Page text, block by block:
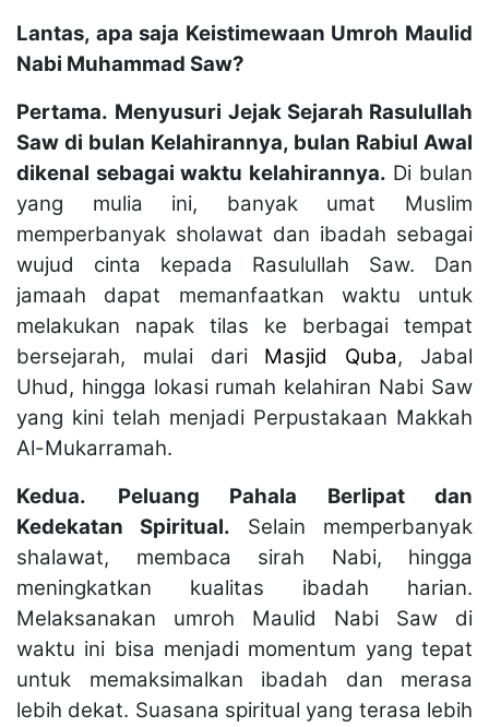
Lantas, apa saja Keistimewaan Umroh Maulid
Nabi Muhammad Saw?
Pertama. Menyusuri Jejak Sejarah Rasulullah
Saw di bulan Kelahirannya, bulan Rabiul Awal
dikenal sebagai waktu kelahirannya. Di bulan
yang mulia ini, banyak umat Muslim
memperbanyak sholawat dan ibadah sebagai
wujud cinta kepada Rasulullah Saw. Dan
jamaah dapat memanfaatkan waktu untuk
melakukan napak tilas ke berbagai tempat
bersejarah, mulai dari Masjid Quba, Jabal
Uhud, hingga lokasi rumah kelahiran Nabi Saw
yang kini telah menjadi Perpustakaan Makkah
Al-Mukarramah.
Kedua.
Peluang Pahala Berlipat dan
Kedekatan Spiritual. Selain memperbanyak
shalawat, membaca sirah Nabi, hingga
meningkatkan kualitas ibadah harian.
Melaksanakan umroh Maulid Nabi Saw di
waktu ini bisa menjadi momentum yang tepat
untuk memaksimalkan ibadah dan merasa
lebih dekat. Suasana spiritual yang terasa lebih